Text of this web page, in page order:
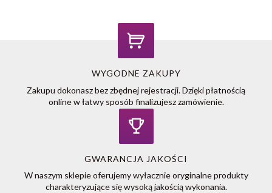
WYGODNE ZAKUPY
Zakupu dokonasz bez zbędnej rejestracji. Dzięki płatnością
online w łatwy sposób finalizujesz zamówienie.
GWARANCJA JAKOŚCI
W naszym sklepie oferujemy wyłacznie oryginalne produkty
charakteryzujące się wysoką jakością wykonania.